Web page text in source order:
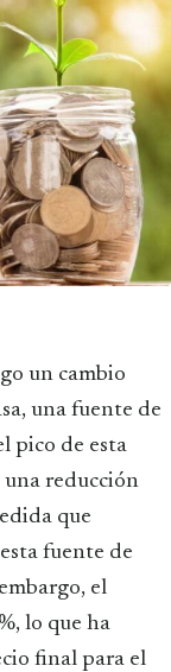
una fuente de
pico de esta
reducción
que
fuente de
el
lo que ha
final para el